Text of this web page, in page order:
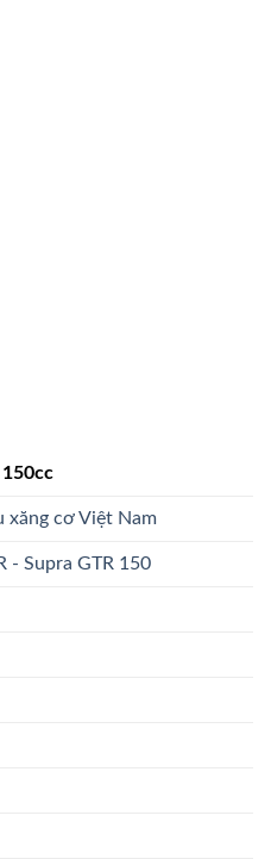
150cc
xăng cơ Việt Nam
- Supra GTR 150